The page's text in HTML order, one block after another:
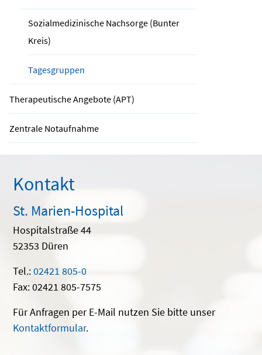
Sozialmedizinische Nachsorge (Bunter
Kreis)
Tagesgruppen
Therapeutische Angebote (APT)
Zentrale Notaufnahme
Kontakt
St. Marien-Hospital
Hospitalstraße 44
52353 Düren
Tel.:02421 805-0
Fax: 02421 805-7575
Für Anfragen per E-Mail nutzen Sie bitte unser
Kontaktformular.